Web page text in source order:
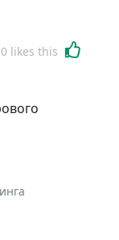
0 likes this